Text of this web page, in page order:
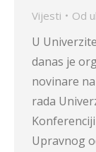
Vijesti Od
U
danas je
novinare
rada
Upravnog